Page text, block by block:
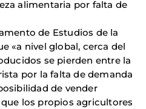
alimentaria por falta de
de Estudios de la
«a nivel global, cerca del
se pierden entre la
por la falta de demanda
de vender
los propios agricultores